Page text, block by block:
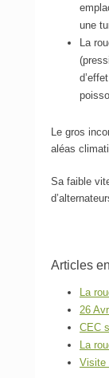
une
La
Le gros
aléas
Sa faible
Articles
La
26
CEC
La
Visite